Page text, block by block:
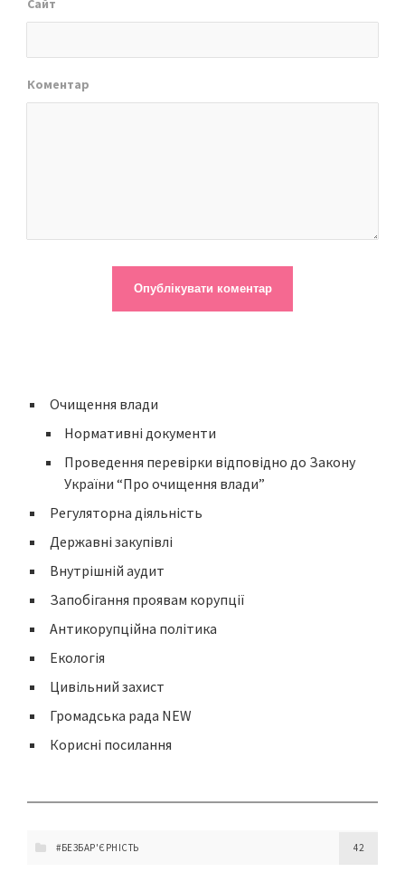
Сайт
Коментар
Очищення влади
Нормативні документи
Проведення перевірки відповідно до Закону
України “Про очищення влади”
Регуляторна діяльність
Державні закупівлі
Внутрішній аудит
Запобігання проявам корупції
Антикорупційна політика
Екологія
Цивільний захист
Громадська рада NEW
Корисні посилання
#БЕЗБАР'ЄРНІСТЬ 42